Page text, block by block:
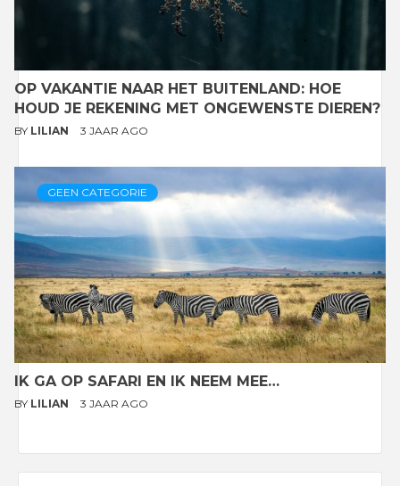
OP VAKANTIE NAAR HET BUITENLAND: HOE
HOUD JE REKENING MET ONGEWENSTE DIEREN?
BY LILIAN 3 JAAR AGO
GEEN CATEGORIE
IK GA OP SAFARI EN IK NEEM MEE…
BY LILIAN 3 JAAR AGO